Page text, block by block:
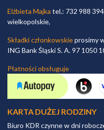
Elżbieta Majka tel.: 732 988 394
wielkopolskie,
Składki członkowskieprosimy
ING Bank Śląski S. A. 97 1050
Płatności obsługuje
KARTA DUŻEJ RODZINY
Biuro KDR czynne w dni